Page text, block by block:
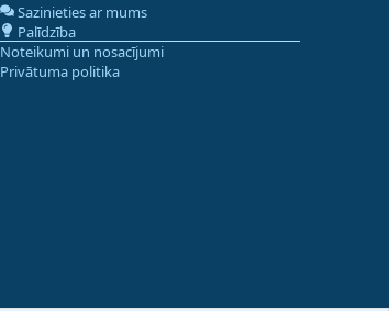
Sazinieties ar mums
Palīdzība
Noteikumi un nosacījumi
Privātuma politika